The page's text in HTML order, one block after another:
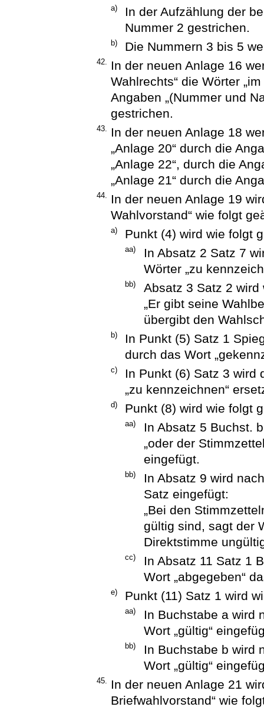
a)
In der Aufzählung der
Nummer 2 gestrichen.
b) Die Nummern 3 bis 5
42.
In der neuen Anlage 16
Wahlrechts“ die Wörter
Angaben „(Nummer und
gestrichen.
43.
In der neuen Anlage 18
„Anlage 20“ durch die
„Anlage 22“, durch die
„Anlage 21“ durch die
44.
In der neuen Anlage 19
Wahlvorstand“ wie folgt
a) Punkt (4) wird wie folgt
aa)
In Absatz 2 Satz 7
Wörter „zu
bb)
Absatz 3 Satz 2
„Er gibt seine
übergibt den
b)
In Punkt (5) Satz 1
durch das Wort
c)
In Punkt (6) Satz 3 wird
„zu kennzeichnen“
d) Punkt (8) wird wie folgt
aa)
In Absatz 5 Buchst.
„oder der
eingefügt.
bb)
In Absatz 9 wird
Satz eingefügt:
„Bei den
gültig sind, sagt der
Direktstimme
cc)
In Absatz 11 Satz 1
Wort „abgegeben“
e) Punkt (11) Satz 1 wird
aa)
In Buchstabe a wird
Wort „gültig“
bb)
In Buchstabe b wird
Wort „gültig“
45.
In der neuen Anlage 21
Briefwahlvorstand“ wie